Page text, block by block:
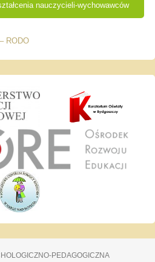
nauczycieli-wychowawców
RODO
PEDAGOGICZNA